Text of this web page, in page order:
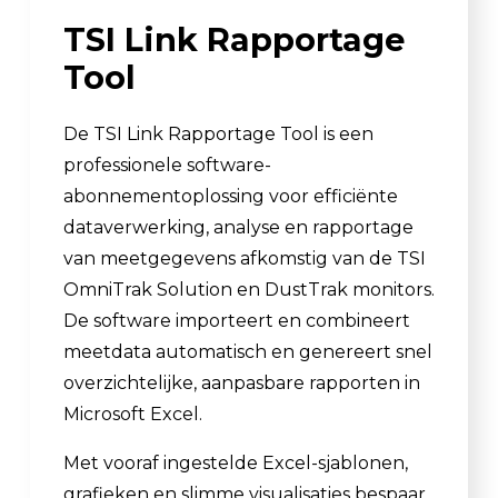
TSI Link Rapportage
Tool
De TSI Link Rapportage Tool is een
professionele software-
abonnementoplossing voor efficiënte
dataverwerking, analyse en rapportage
van meetgegevens afkomstig van de TSI
OmniTrak Solution en DustTrak monitors.
De software importeert en combineert
meetdata automatisch en genereert snel
overzichtelijke, aanpasbare rapporten in
Microsoft Excel.
Met vooraf ingestelde Excel-sjablonen,